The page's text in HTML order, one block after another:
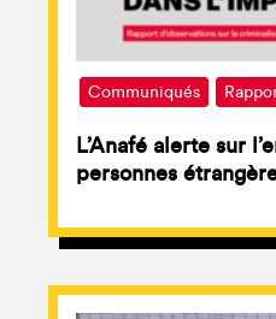
Communiqués
L’Anafé alerte sur
personnes